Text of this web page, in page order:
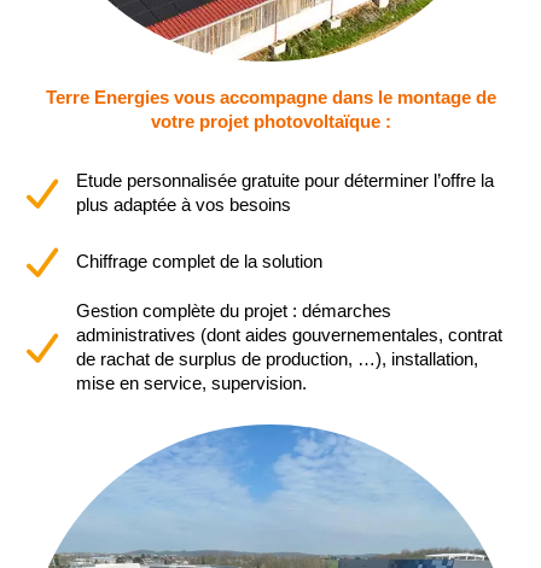
Terre Energies vous accompagne dans le montage de
votre projet photovoltaïque :
Etude personnalisée gratuite pour déterminer l’offre la
plus adaptée à vos besoins
Chiffrage complet de la solution
Gestion complète du projet : démarches
administratives (dont aides gouvernementales, contrat
de rachat de surplus de production, …), installation,
mise en service, supervision.